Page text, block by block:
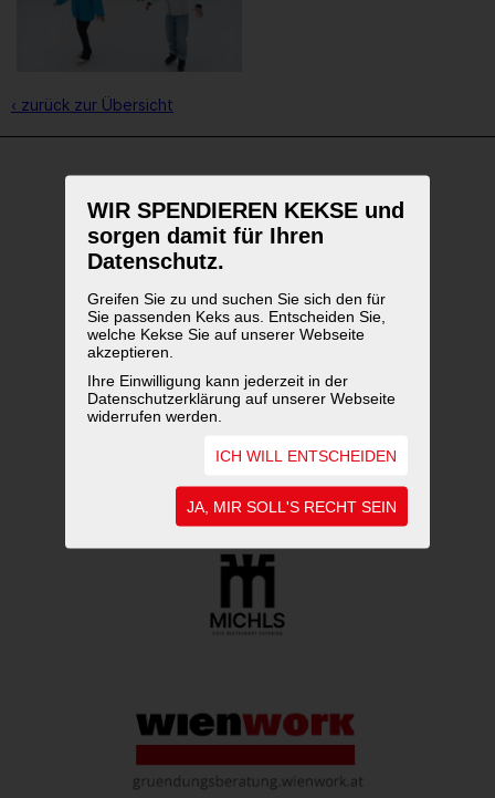
WIR SPENDIEREN KEKSE und
sorgen damit für Ihren
Datenschutz.
Greifen Sie zu und suchen Sie sich den für
Sie passenden Keks aus. Entscheiden Sie,
welche Kekse Sie auf unserer Webseite
akzeptieren.
Ihre Einwilligung kann jederzeit in der
Datenschutzerklärung auf unserer Webseite
widerrufen werden.
ICH WILL ENTSCHEIDEN
JA, MIR SOLL'S RECHT SEIN
‹ zurück zur Übersicht